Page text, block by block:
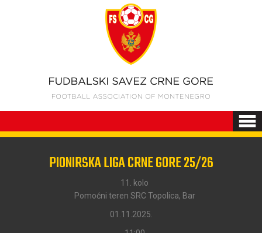
PIONIRSKA LIGA CRNE GORE 25/26
11. kolo
Pomoćni teren SRC Topolica, Bar
01.11.2025.